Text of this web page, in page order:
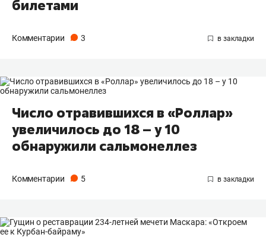
билетами
Комментарии 3
Число отравившихся в «Роллар»
увеличилось до 18 – у 10
обнаружили сальмонеллез
Комментарии 5